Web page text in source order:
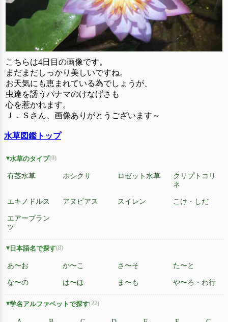
こちらは4日目の画像です。
まだまだしっかり美しいですね。
お天気にも恵まれている為でしょうが、
虫達を誘うパナマのけなげさも
心を惹かれます。
Ｊ．Ｓさん、画像ありがとうございます～
水草図鑑トップ
水草のタイプ(9)
有茎水草 ホシクサ ロゼット水草
クリプトコリ
ネ
エキノドルス アヌビアス スイレン こけ・しだ
エアープラン
ツ
日本語名で探す(8)
あ〜お か〜こ さ〜そ た〜と
な〜の は〜ほ ま〜も や〜ろ・わ行
学名アルファベットで探す(22)